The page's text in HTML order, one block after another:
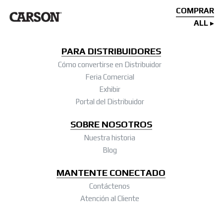
COMPRAR
ALL
PARA DISTRIBUIDORES
Cómo convertirse en Distribuidor
Feria Comercial
Exhibir
Portal del Distribuidor
SOBRE NOSOTROS
Nuestra historia
Blog
MANTENTE CONECTADO
Contáctenos
Atención al Cliente